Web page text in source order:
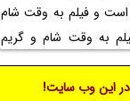
و فیلم به وقت شام
به وقت شام و گریم
مرد به وقت شام و
بازیگران فیلم به وقت
در این وب سایت!